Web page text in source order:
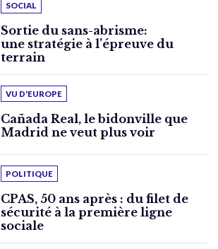
SOCIAL
Sortie du sans-abrisme:
une stratégie à l’épreuve du
terrain
VU D'EUROPE
Cañada Real, le bidonville que
Madrid ne veut plus voir
POLITIQUE
CPAS, 50 ans après : du filet de
sécurité à la première ligne
sociale